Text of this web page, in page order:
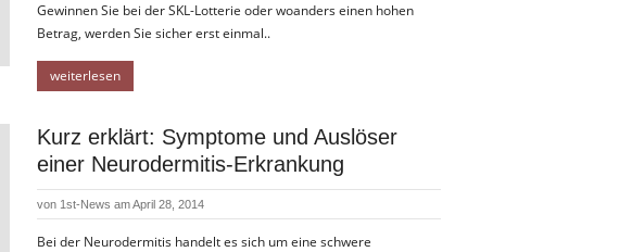
Gewinnen Sie bei der SKL-Lotterie oder woanders einen hohen
Betrag, werden Sie sicher erst einmal..
weiterlesen
Kurz erklärt: Symptome und Auslöser
einer Neurodermitis-Erkrankung
von 1st-News am April 28, 2014
Bei der Neurodermitis handelt es sich um eine schwere